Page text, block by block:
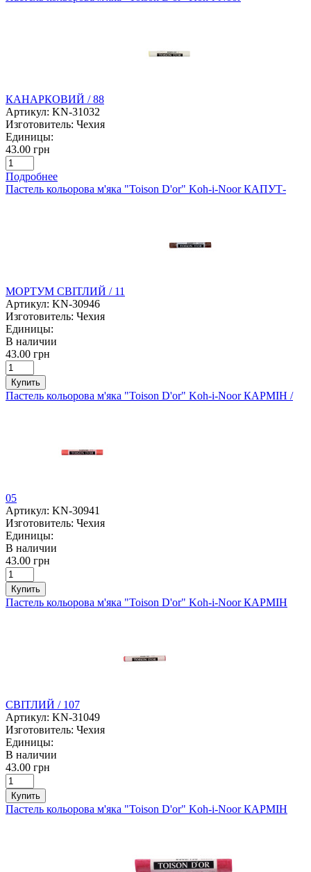
КАНАРКОВИЙ / 88
Артикул: KN-31032
Изготовитель: Чехия
Единицы:
43.00 грн
Подробнее
Пастель кольорова м'яка "Toison D'or" Koh-i-Noor КАПУТ-
МОРТУМ СВІТЛИЙ / 11
Артикул: KN-30946
Изготовитель: Чехия
Единицы:
В наличии
43.00 грн
Купить
Пастель кольорова м'яка "Toison D'or" Koh-i-Noor КАРМІН /
05
Артикул: KN-30941
Изготовитель: Чехия
Единицы:
В наличии
43.00 грн
Купить
Пастель кольорова м'яка "Toison D'or" Koh-i-Noor КАРМІН
СВІТЛИЙ / 107
Артикул: KN-31049
Изготовитель: Чехия
Единицы:
В наличии
43.00 грн
Купить
Пастель кольорова м'яка "Toison D'or" Koh-i-Noor КАРМІН